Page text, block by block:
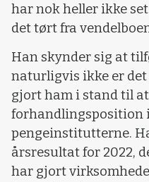
har nok heller ikke
det tørt fra
Han skynder sig at
naturligvis ikke er
gjort ham i stand til
forhandlingsposition
pengeinstitutterne.
årsresultat for 2022,
har gjort